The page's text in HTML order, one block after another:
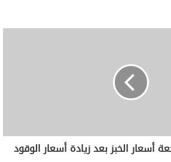
أسعار الخبز بعد زيادة أسعار الوقود